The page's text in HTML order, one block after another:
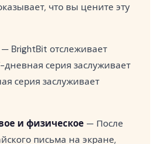
что вы цените эту
— BrightBit отслеживает
серия заслуживает
серия заслуживает
и физическое — После
письма на экране,